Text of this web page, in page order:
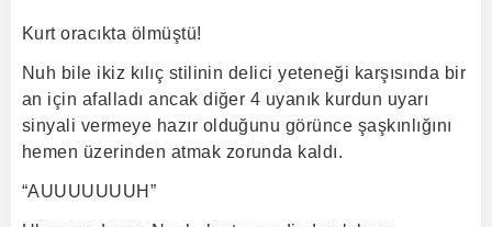
Kurt oracıkta ölmüştü!
Nuh bile ikiz kılıç stilinin delici yeteneği karşısında bir
an için afalladı ancak diğer 4 uyanık kurdun uyarı
sinyali vermeye hazır olduğunu görünce şaşkınlığını
hemen üzerinden atmak zorunda kaldı.
“AUUUUUUUH”